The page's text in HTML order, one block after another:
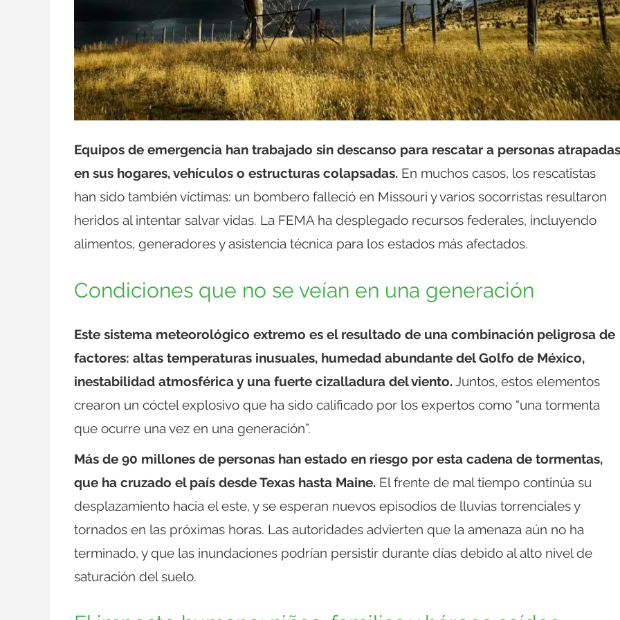
Equipos de emergencia han trabajado sin descanso para rescatar a personas atrapadas
en sus hogares, vehículos o estructuras colapsadas. En muchos casos, los rescatistas
han sido también víctimas: un bombero falleció en Missouri y varios socorristas resultaron
heridos al intentar salvar vidas. La FEMA ha desplegado recursos federales, incluyendo
alimentos, generadores y asistencia técnica para los estados más afectados.
Condiciones que no se veían en una generación
Este sistema meteorológico extremo es el resultado de una combinación peligrosa de
factores: altas temperaturas inusuales, humedad abundante del Golfo de México,
inestabilidad atmosférica y una fuerte cizalladura del viento.Juntos, estos elementos
crearon un cóctel explosivo que ha sido calificado por los expertos como “una tormenta
que ocurre una vez en una generación”.
Más de 90 millones de personas han estado en riesgo por esta cadena de tormentas,
que ha cruzado el país desde Texas hasta Maine. El frente de mal tiempo continúa su
desplazamiento hacia el este, y se esperan nuevos episodios de lluvias torrenciales y
tornados en las próximas horas. Las autoridades advierten que la amenaza aún no ha
terminado, y que las inundaciones podrían persistir durante días debido al alto nivel de
saturación del suelo.